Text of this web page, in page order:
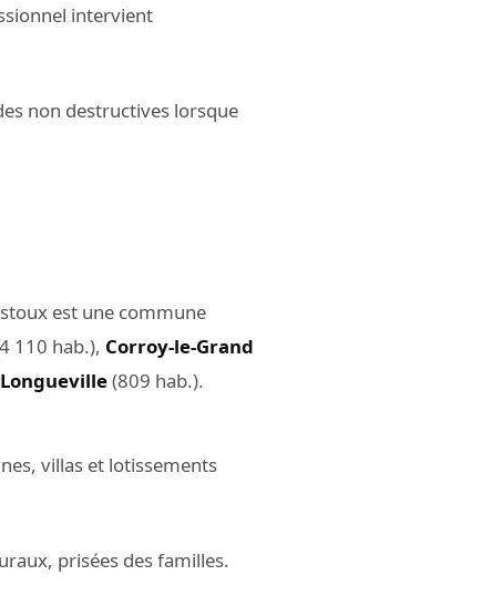
intervient
non destructives lorsque
est une commune
110 hab.), Corroy-le-Grand
Longueville(809 hab.).
villas et lotissements
prisées des familles.